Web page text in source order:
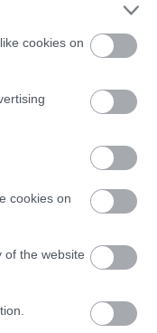
cookies on
cookies on
of the website
άνω των
Στα
Σε
18:49
ΑΔΜΗΕ: